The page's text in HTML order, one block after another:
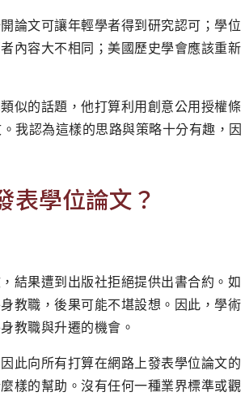
論文可讓年輕學者得到研究認可；學位
內容大不相同；美國歷史學會應該重新
似的話題，他打算利用創意公用授權條
我認為這樣的思路與策略十分有趣，因
表學位論文？
結果遭到出版社拒絕提供出書合約。如
教職，後果可能不堪設想。因此，學術
教職與升遷的機會。
此向所有打算在網路上發表學位論文的
樣的幫助。沒有任何一種業界標準或觀